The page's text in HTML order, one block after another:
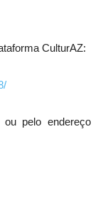
CulturAZ:
ou pelo endereço